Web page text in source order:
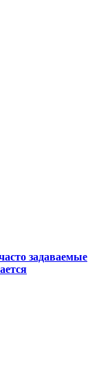
задаваемые